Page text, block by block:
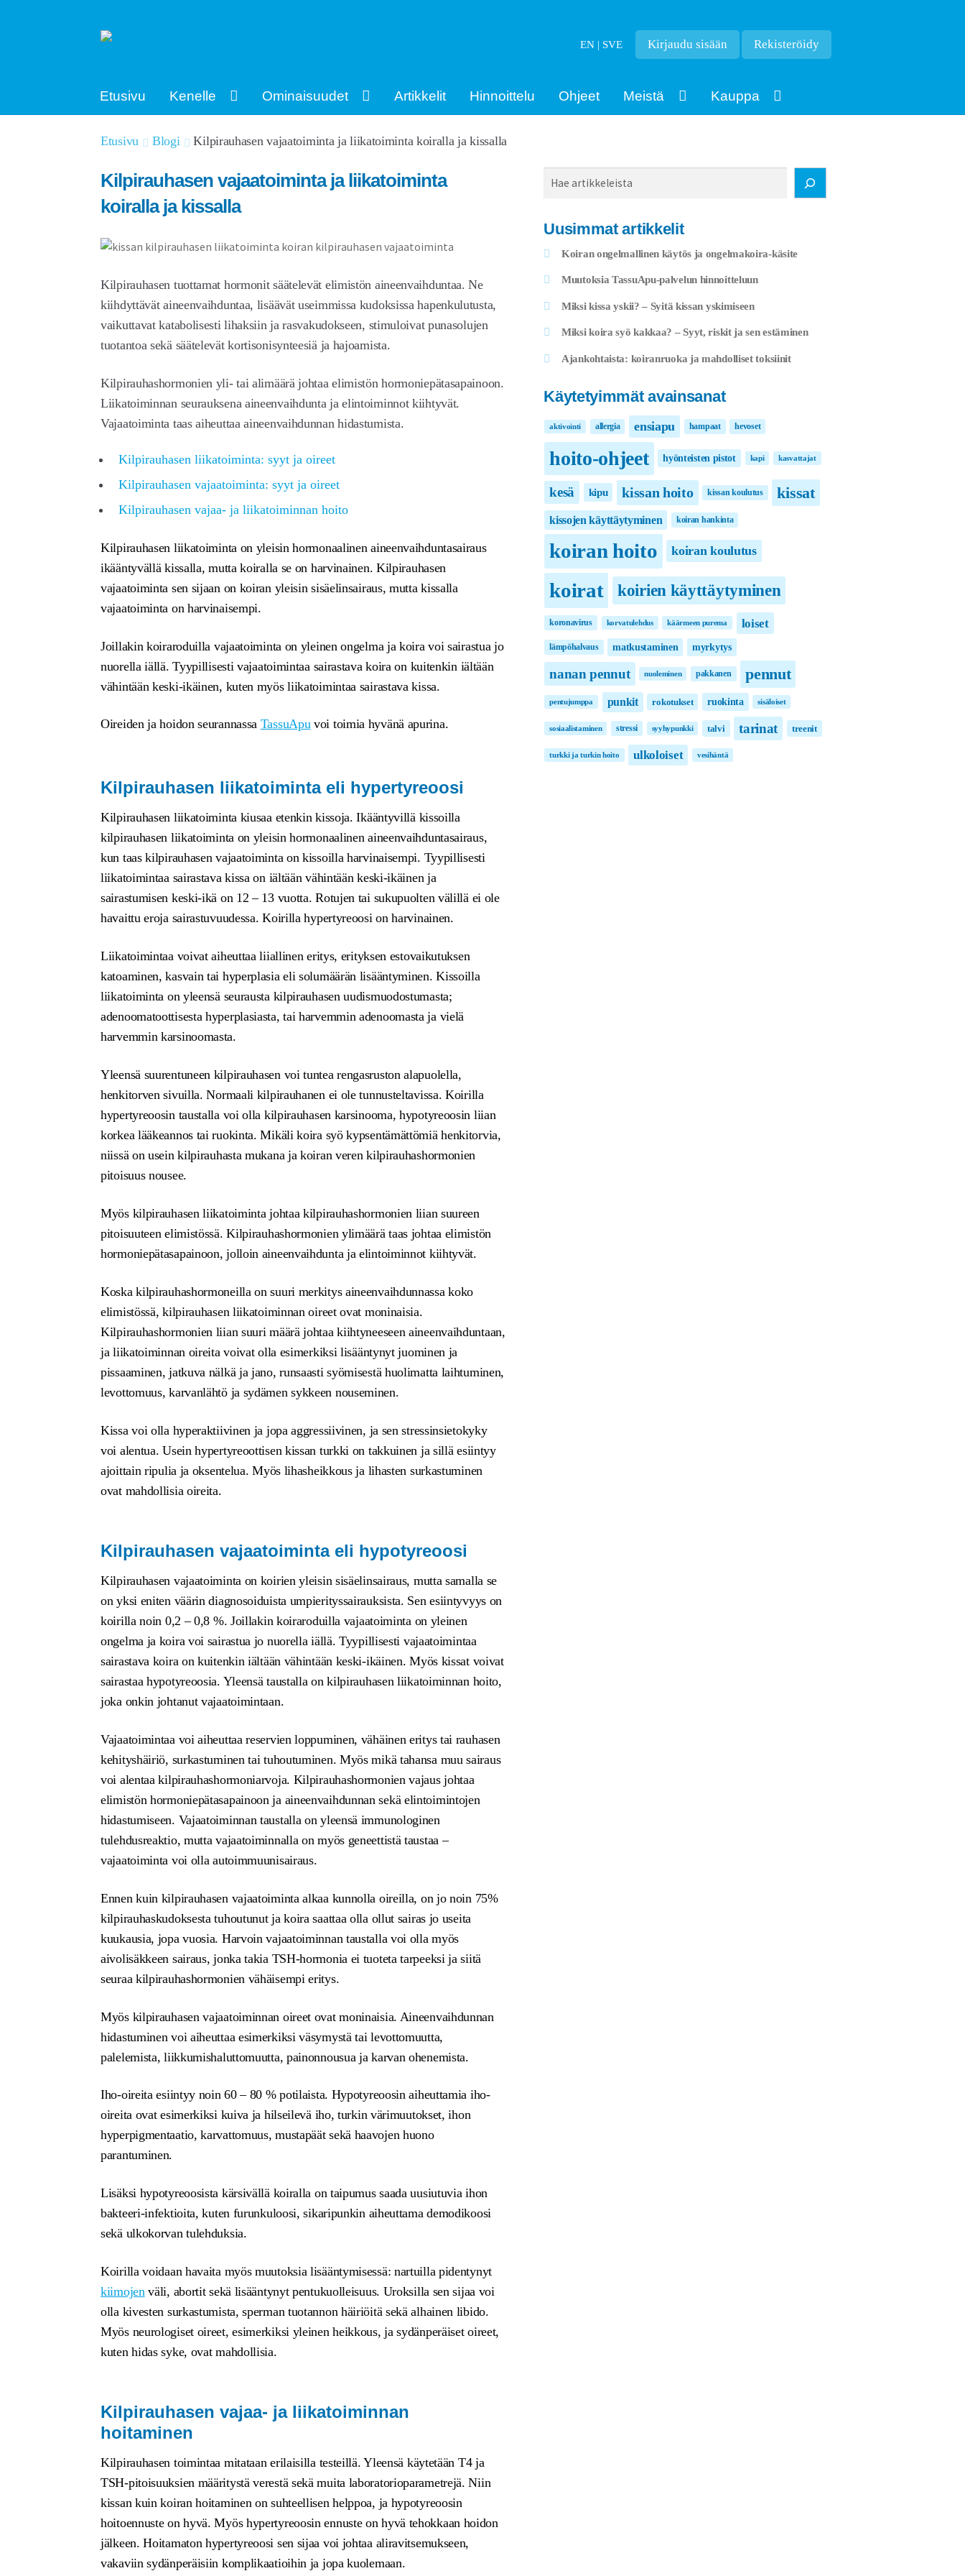
Siirry
Siirry
EN | SVE Kirjaudu sisään Rekisteröidy
Etusivu Kenelle Ominaisuudet Artikkelit Hinnoittelu Ohjeet Meistä Kauppa
Etusivu Blogi Kilpirauhasen vajaatoiminta ja liikatoiminta koiralla ja kissalla
Kilpirauhasen vajaatoiminta ja liikatoiminta
koiralla ja kissalla
Kilpirauhasen tuottamat hormonit säätelevät elimistön aineenvaihduntaa. Ne
kiihdyttävät aineenvaihduntaa, lisäävät useimmissa kudoksissa hapenkulutusta,
vaikuttavat katabolisesti lihaksiin ja rasvakudokseen, stimuloivat punasolujen
tuotantoa sekä säätelevät kortisonisynteesiä ja hajoamista.
Kilpirauhashormonien yli- tai alimäärä johtaa elimistön hormoniepätasapainoon.
Liikatoiminnan seurauksena aineenvaihdunta ja elintoiminnot kiihtyvät.
Vajaatoiminta taas aiheuttaa aineenvaihdunnan hidastumista.
Kilpirauhasen liikatoiminta: syyt ja oireet
Kilpirauhasen vajaatoiminta: syyt ja oireet
Kilpirauhasen vajaa- ja liikatoiminnan hoito
Kilpirauhasen liikatoiminta on yleisin hormonaalinen aineenvaihduntasairaus
ikääntyvällä kissalla, mutta koiralla se on harvinainen. Kilpirauhasen
vajaatoiminta sen sijaan on koiran yleisin sisäelinsairaus, mutta kissalla
vajaatoiminta on harvinaisempi.
Joillakin koiraroduilla vajaatoiminta on yleinen ongelma ja koira voi sairastua jo
nuorella iällä. Tyypillisesti vajaatoimintaa sairastava koira on kuitenkin iältään
vähintään keski-ikäinen, kuten myös liikatoimintaa sairastava kissa.
Oireiden ja hoidon seurannassa TassuApuvoi toimia hyvänä apurina.
Kilpirauhasen liikatoiminta eli hypertyreoosi
Kilpirauhasen liikatoiminta kiusaa etenkin kissoja. Ikääntyvillä kissoilla
kilpirauhasen liikatoiminta on yleisin hormonaalinen aineenvaihduntasairaus,
kun taas kilpirauhasen vajaatoiminta on kissoilla harvinaisempi. Tyypillisesti
liikatoimintaa sairastava kissa on iältään vähintään keski-ikäinen ja
sairastumisen keski-ikä on 12 – 13 vuotta. Rotujen tai sukupuolten välillä ei ole
havaittu eroja sairastuvuudessa. Koirilla hypertyreoosi on harvinainen.
Liikatoimintaa voivat aiheuttaa liiallinen eritys, erityksen estovaikutuksen
katoaminen, kasvain tai hyperplasia eli solumäärän lisääntyminen. Kissoilla
liikatoiminta on yleensä seurausta kilpirauhasen uudismuodostumasta;
adenoomatoottisesta hyperplasiasta, tai harvemmin adenoomasta ja vielä
harvemmin karsinoomasta.
Yleensä suurentuneen kilpirauhasen voi tuntea rengasruston alapuolella,
henkitorven sivuilla. Normaali kilpirauhanen ei ole tunnusteltavissa. Koirilla
hypertyreoosin taustalla voi olla kilpirauhasen karsinooma, hypotyreoosin liian
korkea lääkeannos tai ruokinta. Mikäli koira syö kypsentämättömiä henkitorvia,
niissä on usein kilpirauhasta mukana ja koiran veren kilpirauhashormonien
pitoisuus nousee.
Myös kilpirauhasen liikatoiminta johtaa kilpirauhashormonien liian suureen
pitoisuuteen elimistössä. Kilpirauhashormonien ylimäärä taas johtaa elimistön
hormoniepätasapainoon, jolloin aineenvaihdunta ja elintoiminnot kiihtyvät.
Koska kilpirauhashormoneilla on suuri merkitys aineenvaihdunnassa koko
elimistössä, kilpirauhasen liikatoiminnan oireet ovat moninaisia.
Kilpirauhashormonien liian suuri määrä johtaa kiihtyneeseen aineenvaihduntaan,
ja liikatoiminnan oireita voivat olla esimerkiksi lisääntynyt juominen ja
pissaaminen, jatkuva nälkä ja jano, runsaasti syömisestä huolimatta laihtuminen,
levottomuus, karvanlähtö ja sydämen sykkeen nouseminen.
Kissa voi olla hyperaktiivinen ja jopa aggressiivinen, ja sen stressinsietokyky
voi alentua. Usein hypertyreoottisen kissan turkki on takkuinen ja sillä esiintyy
ajoittain ripulia ja oksentelua. Myös lihasheikkous ja lihasten surkastuminen
ovat mahdollisia oireita.
Kilpirauhasen vajaatoiminta eli hypotyreoosi
Kilpirauhasen vajaatoiminta on koirien yleisin sisäelinsairaus, mutta samalla se
on yksi eniten väärin diagnosoiduista umpierityssairauksista. Sen esiintyvyys on
koirilla noin 0,2 – 0,8 %. Joillakin koiraroduilla vajaatoiminta on yleinen
ongelma ja koira voi sairastua jo nuorella iällä. Tyypillisesti vajaatoimintaa
sairastava koira on kuitenkin iältään vähintään keski-ikäinen. Myös kissat voivat
sairastaa hypotyreoosia. Yleensä taustalla on kilpirauhasen liikatoiminnan hoito,
joka onkin johtanut vajaatoimintaan.
Vajaatoimintaa voi aiheuttaa reservien loppuminen, vähäinen eritys tai rauhasen
kehityshäiriö, surkastuminen tai tuhoutuminen. Myös mikä tahansa muu sairaus
voi alentaa kilpirauhashormoniarvoja. Kilpirauhashormonien vajaus johtaa
elimistön hormoniepätasapainoon ja aineenvaihdunnan sekä elintoimintojen
hidastumiseen. Vajaatoiminnan taustalla on yleensä immunologinen
tulehdusreaktio, mutta vajaatoiminnalla on myös geneettistä taustaa –
vajaatoiminta voi olla autoimmuunisairaus.
Ennen kuin kilpirauhasen vajaatoiminta alkaa kunnolla oireilla, on jo noin 75%
kilpirauhaskudoksesta tuhoutunut ja koira saattaa olla ollut sairas jo useita
kuukausia, jopa vuosia. Harvoin vajaatoiminnan taustalla voi olla myös
aivolisäkkeen sairaus, jonka takia TSH-hormonia ei tuoteta tarpeeksi ja siitä
seuraa kilpirauhashormonien vähäisempi eritys.
Myös kilpirauhasen vajaatoiminnan oireet ovat moninaisia. Aineenvaihdunnan
hidastuminen voi aiheuttaa esimerkiksi väsymystä tai levottomuutta,
palelemista, liikkumishaluttomuutta, painonnousua ja karvan ohenemista.
Iho-oireita esiintyy noin 60 – 80 % potilaista. Hypotyreoosin aiheuttamia iho-
oireita ovat esimerkiksi kuiva ja hilseilevä iho, turkin värimuutokset, ihon
hyperpigmentaatio, karvattomuus, mustapäät sekä haavojen huono
parantuminen.
Lisäksi hypotyreoosista kärsivällä koiralla on taipumus saada uusiutuvia ihon
bakteeri-infektioita, kuten furunkuloosi, sikaripunkin aiheuttama demodikoosi
sekä ulkokorvan tulehduksia.
Koirilla voidaan havaita myös muutoksia lisääntymisessä: nartuilla pidentynyt
kiimojenväli, abortit sekä lisääntynyt pentukuolleisuus. Uroksilla sen sijaa voi
olla kivesten surkastumista, sperman tuotannon häiriöitä sekä alhainen libido.
Myös neurologiset oireet, esimerkiksi yleinen heikkous, ja sydänperäiset oireet,
kuten hidas syke, ovat mahdollisia.
Kilpirauhasen vajaa- ja liikatoiminnan
hoitaminen
Kilpirauhasen toimintaa mitataan erilaisilla testeillä. Yleensä käytetään T4 ja
TSH-pitoisuuksien määritystä verestä sekä muita laboratorioparametrejä. Niin
kissan kuin koiran hoitaminen on suhteellisen helppoa, ja hypotyreoosin
hoitoennuste on hyvä. Myös hypertyreoosin ennuste on hyvä tehokkaan hoidon
jälkeen. Hoitamaton hypertyreoosi sen sijaa voi johtaa aliravitsemukseen,
vakaviin sydänperäisiin komplikaatioihin ja jopa kuolemaan.
Haku
Uusimmat artikkelit
Koiran ongelmallinen käytös ja ongelmakoira-käsite
Muutoksia TassuApu-palvelun hinnoitteluun
Miksi kissa yskii? – Syitä kissan yskimiseen
Miksi koira syö kakkaa? – Syyt, riskit ja sen estäminen
Ajankohtaista: koiranruoka ja mahdolliset toksiinit
Käytetyimmät avainsanat
aktivointi allergia ensiapu hampaat hevoset
hoito-ohjeet hyönteisten pistot kapi kasvattajat
kesä kipu kissan hoito kissan koulutus kissat
kissojen käyttäytyminen koiran hankinta
koiran hoito koiran koulutus
koirat koirien käyttäytyminen
koronavirus korvatulehdus käärmeen purema loiset
lämpöhalvaus matkustaminen myrkytys
nanan pennut nuoleminen pakkanen pennut
pentujumppa punkit rokotukset ruokinta sisäloiset
sosiaalistaminen stressi syyhypunkki talvi tarinat treenit
turkki ja turkin hoito ulkoloiset vesihäntä